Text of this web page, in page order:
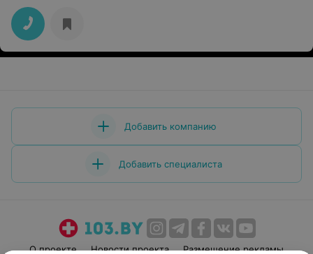
Стоматолог быстро обработала десну, дала
рекомендации. Спасибо за оперативность и
вежливость!
Добавить компанию
Добавить специалиста
О проекте Новости проекта Размещение рекламы